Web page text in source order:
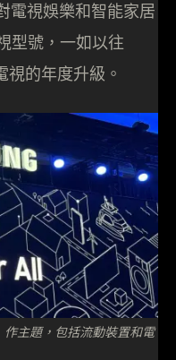
視娛樂和智能家居
型號，一如以往
的年度升級。
作主題，包括流動裝置和電